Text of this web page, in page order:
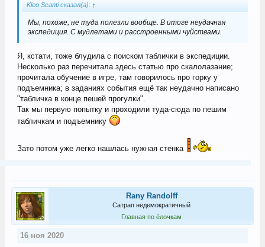
Kleo Scanti сказал(а): ↑
Мы, похоже, не туда полезли вообще. В итоге неудачная
экспедиция. С мудлетами и расстроенными чуйствами.
Я, кстати, тоже блудила с поиском таблички в экспедиции.
Несколько раз перечитала здесь статью про скалолазание;
прочитала обучение в игре, там говорилось про горку у
подъемника; в заданиях события ещё так неудачно написано
"табличка в конце пешей прогулки".
Так мы первую попытку и проходили туда-сюда по пешим
табличкам и подъемнику
Зато потом уже легко нашлась нужная стенка
Rany Randolff
Сатрап недемократичный
Главная по ёлочкам
16 ноя 2020